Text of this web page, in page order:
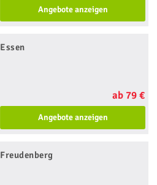
Angebote anzeigen
Essen
ab 79 €
Angebote anzeigen
Freudenberg